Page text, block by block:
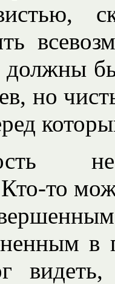
но
то
в